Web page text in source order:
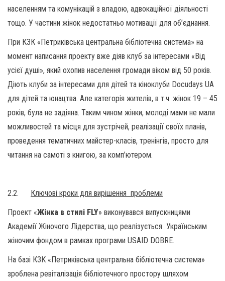
населенням та комунікацій з владою, адвокаційної діяльності
тощо. У частини жінок недостатньо мотивації для об’єднання.
При КЗК «Петриківська центральна бібліотечна система» на
момент написання проекту вже діяв клуб за інтересами «Від
усієї душі», який охопив населення громади віком від 50 років.
Діють клуби за інтересами для дітей та кіноклуби Docudays UA
для дітей та юнацтва. Але категорія жителів, в т.ч. жінок 19 – 45
років, була не задіяна. Таким чином жінки, молоді мами не мали
можливостей та місця для зустрічей, реалізації своїх планів,
проведення тематичних майстер-класів, тренінгів, просто для
читання на самоті з книгою, за комп’ютером.
2.2. Ключові кроки для вирішення проблеми
Проект «Жінка в стилі FLY» виконувався випускницями
Академії Жіночого Лідерства, що реалізується Українським
жіночим фондом в рамках програми USAID DOBRE.
На базі КЗК «Петриківська центральна бібліотечна система»
зроблена ревіталізація бібліотечного простору шляхом